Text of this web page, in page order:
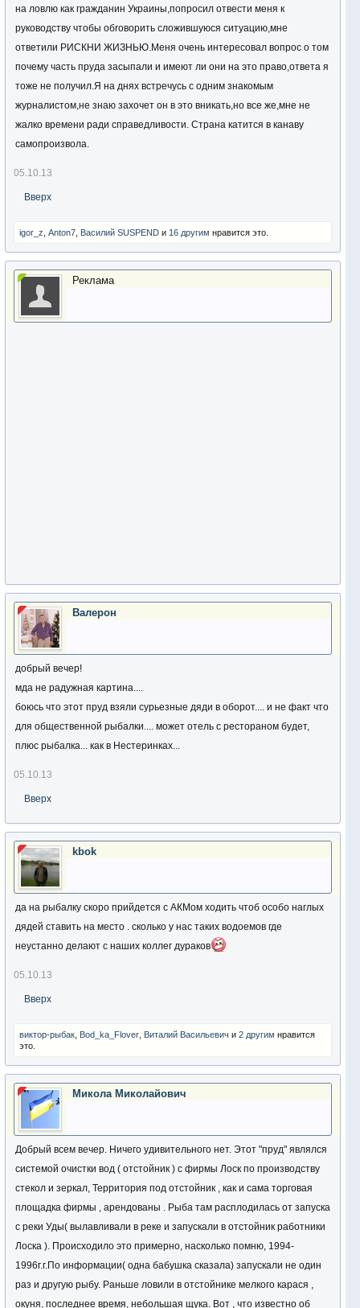
на ловлю как гражданин Украины,попросил отвести меня к
руководству чтобы обговорить сложившуюся ситуацию,мне
ответили РИСКНИ ЖИЗНЬЮ.Меня очень интересовал вопрос о том
почему часть пруда засыпали и имеют ли они на это право,ответа я
тоже не получил.Я на днях встречусь с одним знакомым
журналистом,не знаю захочет он в это вникать,но все же,мне не
жалко времени ради справедливости. Страна катится в канаву
самопроизвола.
05.10.13
Вверх
igor_z Anton7 Василий SUSPEND и 16 другим нравится это.
Реклама
Валерон
добрый вечер!
мда не радужная картина....
боюсь что этот пруд взяли сурьезные дяди в оборот.... и не факт что
для общественной рыбалки.... может отель с рестораном будет,
плюс рыбалка... как в Нестеринках...
05.10.13
Вверх
kbok
да на рыбалку скоро прийдется с АКМом ходить чтоб особо наглых
дядей ставить на место . сколько у нас таких водоемов где
неустанно делают с наших коллег дураков
05.10.13
Вверх
виктор-рыбак Bod_ka_Flover Виталий Васильевич и 2 другим нравится
это.
Микола Миколайович
Добрый всем вечер. Ничего удивительного нет. Этот "пруд" являлся
системой очистки вод ( отстойник ) с фирмы Лоск по производству
стекол и зеркал, Территория под отстойник , как и сама торговая
площадка фирмы , арендованы . Рыба там расплодилась от запуска
с реки Уды( вылавливали в реке и запускали в отстойник работники
Лоска ). Происходило это примерно, насколько помню, 1994-
1996г.г.По информации( одна бабушка сказала) запускали не один
раз и другую рыбу. Раньше ловили в отстойнике мелкого карася ,
окуня, последнее время, небольшая щука. Вот , что известно об